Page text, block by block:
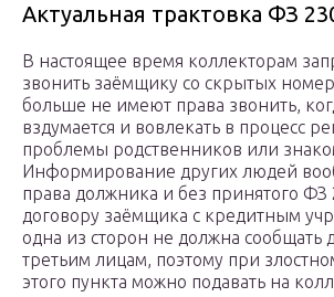
Актуальная трактовка ФЗ
В настоящее время коллекторам
звонить заёмщику со скрытых
больше не имеют права звонить,
вздумается и вовлекать в процесс
проблемы родственников или
Информирование других людей
права должника и без принятого ФЗ
договору заёмщика с кредитным
одна из сторон не должна сообщать
третьим лицам, поэтому при
этого пункта можно подавать на